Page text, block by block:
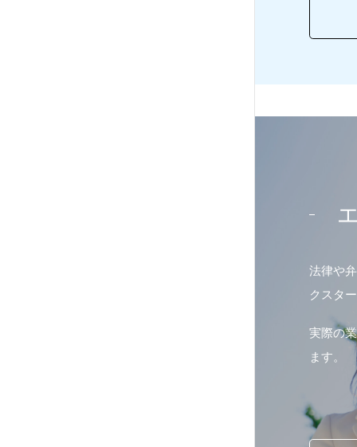
法律や
クスタ
実際の
ます。